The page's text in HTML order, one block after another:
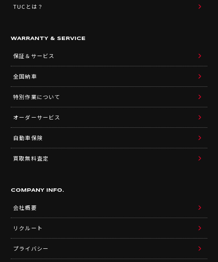
TUCとは？
WARRANTY & SERVICE
保証＆サービス
全国納車
特別作業について
オーダーサービス
自動車保険
買取無料査定
COMPANY INFO.
会社概要
リクルート
プライバシー